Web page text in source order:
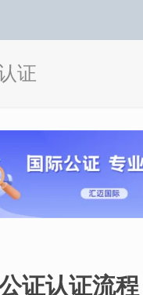
证
证认证流程